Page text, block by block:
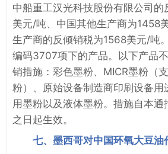
中船重工汉光科技股份有限公司的
美元/吨、中国其他生产商为1458
生产商的反倾销税为1568美元/吨
编码3707项下的产品。以下产品
销措施：彩色墨粉、MICR墨粉（
粉）、原始设备制造商印刷设备用
用墨粉以及液体墨粉。措施自本通
之日起生效。
七、墨西哥对中国环氧大豆油